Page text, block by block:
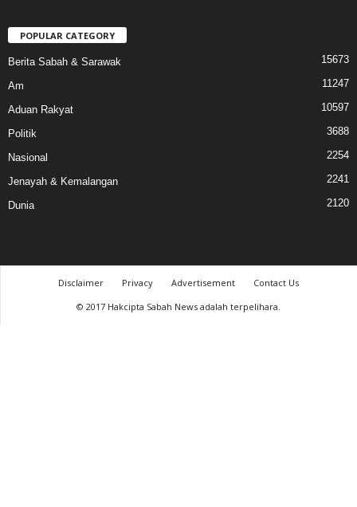
POPULAR CATEGORY
Berita Sabah & Sarawak 15673
Am 11247
Aduan Rakyat 10597
Politik 3688
Nasional 2254
Jenayah & Kemalangan 2241
Dunia 2120
Disclaimer Privacy Advertisement
Contact Us
© 2017 Hakcipta Sabah News adalah terpelihara.